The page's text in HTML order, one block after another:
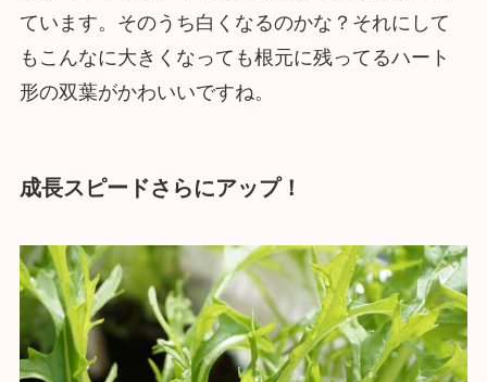
ています。そのうち白くなるのかな？それにして
もこんなに大きくなっても根元に残ってるハート
形の双葉がかわいいですね。
成長スピードさらにアップ！